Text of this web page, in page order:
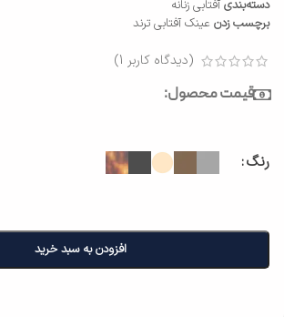
دسته‌بندی آفتابی زنانه
برچسب زدن عینک آفتابی ترند
(دیدگاه کاربر 1
)
قیمت محصول:
رنگ
افزودن به سبد خرید